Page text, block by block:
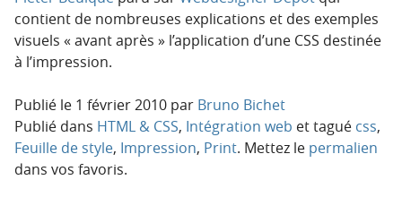
contient de nombreuses explications et des exemples
visuels « avant après » l’application d’une CSS destinée
à l’impression.
Publié le 1 février 2010 par Bruno Bichet
Publié dans HTML & CSS, Intégration web et tagué css,
Feuille de style, Impression, Print. Mettez le permalien
dans vos favoris.